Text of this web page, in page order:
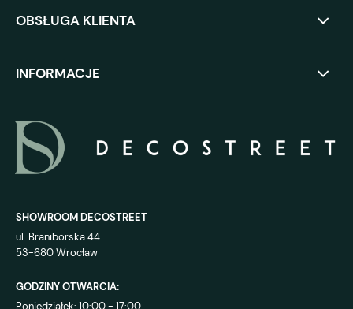
OBSŁUGA KLIENTA
INFORMACJE
SHOWROOM DECOSTREET
ul. Braniborska 44
53-680 Wrocław
GODZINY OTWARCIA:
Poniedziałek: 10:00 - 17:00